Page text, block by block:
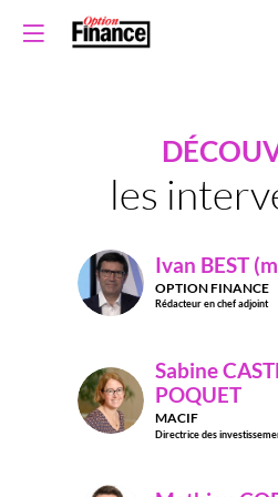
les
IB(
Ivan BEST
OPTION FINANCE
Rédacteur en chef adjoint
SC
Sabine
POQUET
MACIF
Directrice des